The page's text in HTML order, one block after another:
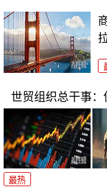
世贸组织总干事
最热